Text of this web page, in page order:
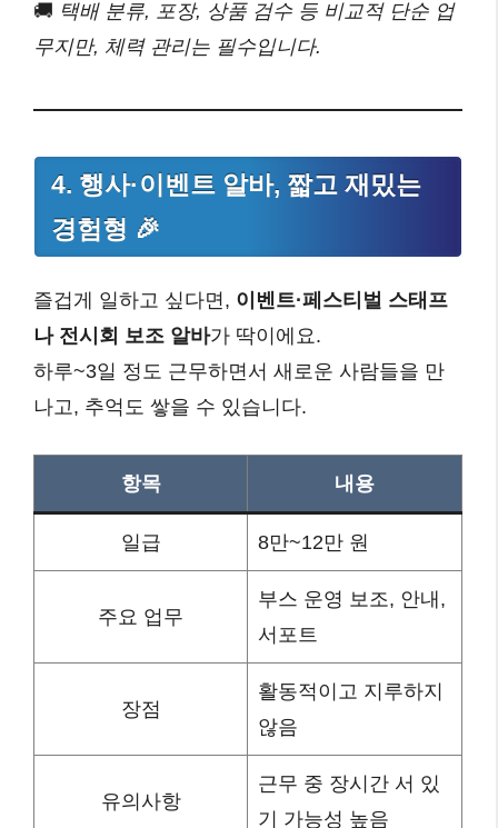
🚚 택배 분류, 포장, 상품 검수 등 비교적 단순 업
무지만, 체력 관리는 필수입니다.
4. 행사·이벤트 알바, 짧고 재밌는
경험형 🎉
즐겁게 일하고 싶다면, 이벤트·페스티벌 스태프
나 전시회 보조 알바가 딱이에요.
하루~3일 정도 근무하면서 새로운 사람들을 만
나고, 추억도 쌓을 수 있습니다.
항목 내용
일급 8만~12만 원
주요 업무
부스 운영 보조, 안내,
서포트
장점
활동적이고 지루하지
않음
유의사항
근무 중 장시간 서 있
기 가능성 높음